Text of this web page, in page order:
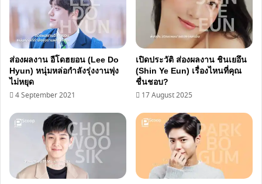
ภาพ
วาด
ของ
โน
บิตะ
ส่องผลงาน อีโดฮยอน (Lee Do
Hyun) หนุ่มหล่อกำลังรุ่งงานพุ่ง
ไม่หยุด
4 September 2021
เปิดประวัติ ส่องผลงาน ชินเยอึน
(Shin Ye Eun) เรื่องไหนที่คุณ
ชื่นชอบ?
17 August 2025